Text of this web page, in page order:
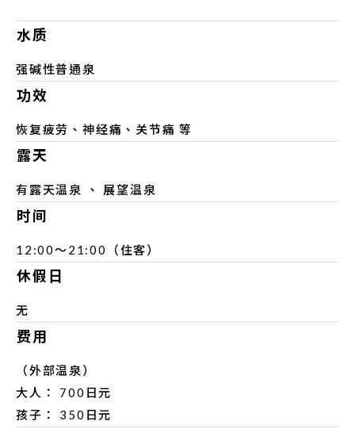
水质
强碱性普通泉
功效
恢复疲劳、神经痛、关节痛 等
露天
有露天温泉 、 展望温泉
时间
12:00～21:00（住客）
休假日
无
费用
（外部温泉）
大人： 700日元
孩子： 350日元